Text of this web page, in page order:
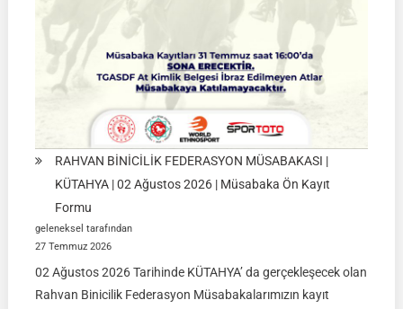
RAHVAN BİNİCİLİK FEDERASYON MÜSABAKASI |
KÜTAHYA | 02 Ağustos 2026 | Müsabaka Ön Kayıt
Formu
geleneksel tarafından
27 Temmuz 2026
02 Ağustos 2026 Tarihinde KÜTAHYA’ da gerçekleşecek olan
Rahvan Binicilik Federasyon Müsabakalarımızın kayıt